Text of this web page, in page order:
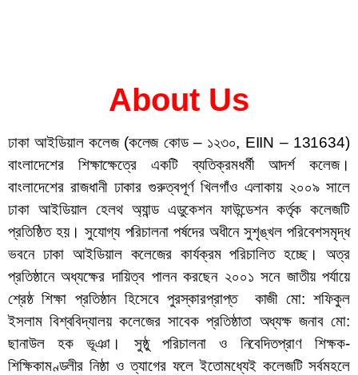
About Us
ঢাকা আইডিয়াল কলেজ (কলেজ কোড – ১২৩০, EIIN – 131634)
বাংলাদেশের শিক্ষাক্ষেত্রে একটি ব্যতিক্রমধর্মী আদর্শ কলেজ।
বাংলাদেশের রাজধানী ঢাকার গুরুত্বপূর্ণ খিলগাঁও এলাকায় ২০০৯ সালে
ঢাকা আইডিয়াল হেলথ অ্যান্ড এডুকেশন ফাউন্ডেশন কর্তৃক কলেজটি
প্রতিষ্ঠিত হয়। সুযোগ্য পরিচালনা পর্ষদের অধীনে সুশৃঙ্খল পরিবেশসমৃদ্ধ
ভবনে ঢাকা আইডিয়াল কলেজের কার্যক্রম পরিচালিত হচ্ছে। অত্র
প্রতিষ্ঠানে অধ্যক্ষের দায়িত্ব পালন করছেন ২০০১ সনে জাতীয় পর্যায়ে
শ্রেষ্ঠ শিক্ষা প্রতিষ্ঠান হিসেবে পুরস্কারপ্রাপ্ত কাজী মো: শফিকুল
ইসলাম বিশ্ববিদ্যালয় কলেজের সাবেক প্রতিষ্ঠাতা অধ্যক্ষ জনাব মো:
ছানাউল হক ভূঞা। সুষ্ঠু পরিচালনা ও নিবেদিতপ্রাণ শিক্ষক-
শিক্ষিকামণ্ডলীর নিষ্ঠা ও ত্যাগের ফলে ইতোমধ্যেই কলেজটি সর্বমহলে